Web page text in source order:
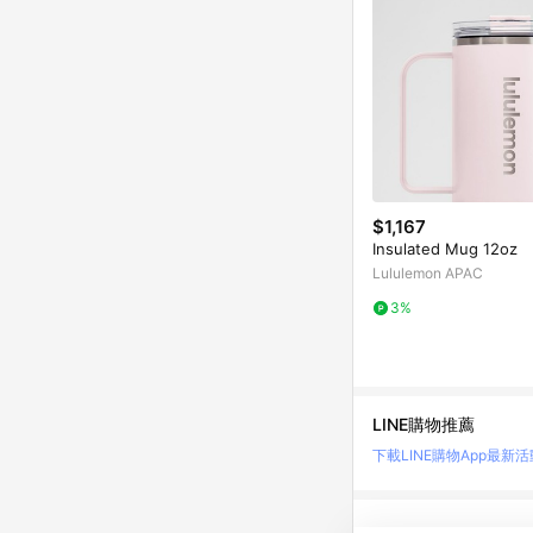
$1,167
Insulated Mug 12oz
Lululemon APAC
3%
LINE購物推薦
下載LINE購物App最新活